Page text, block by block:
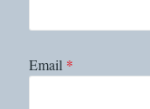
Email *